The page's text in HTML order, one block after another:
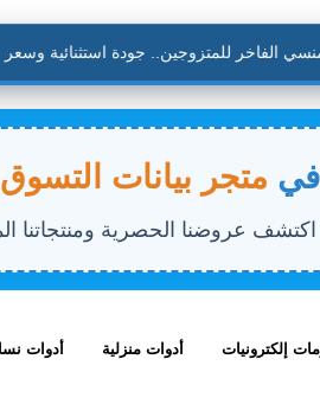
الفاخر للمتزوجين.. جودة استثنائية وسعر
متجر بيانات التسوق
اكتشف عروضنا الحصرية ومنتجاتنا
إلكترونيات أدوات منزلية أدوات